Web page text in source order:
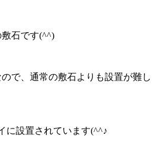
石です(^^)
で、通常の敷石よりも設置が難し
に設置されています(^^♪